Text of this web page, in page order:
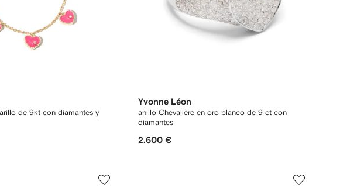
de 9kt con diamantes y
Yvonne Léon
anillo Chevalière en oro blanco de 9 ct con
diamantes
2.600 €